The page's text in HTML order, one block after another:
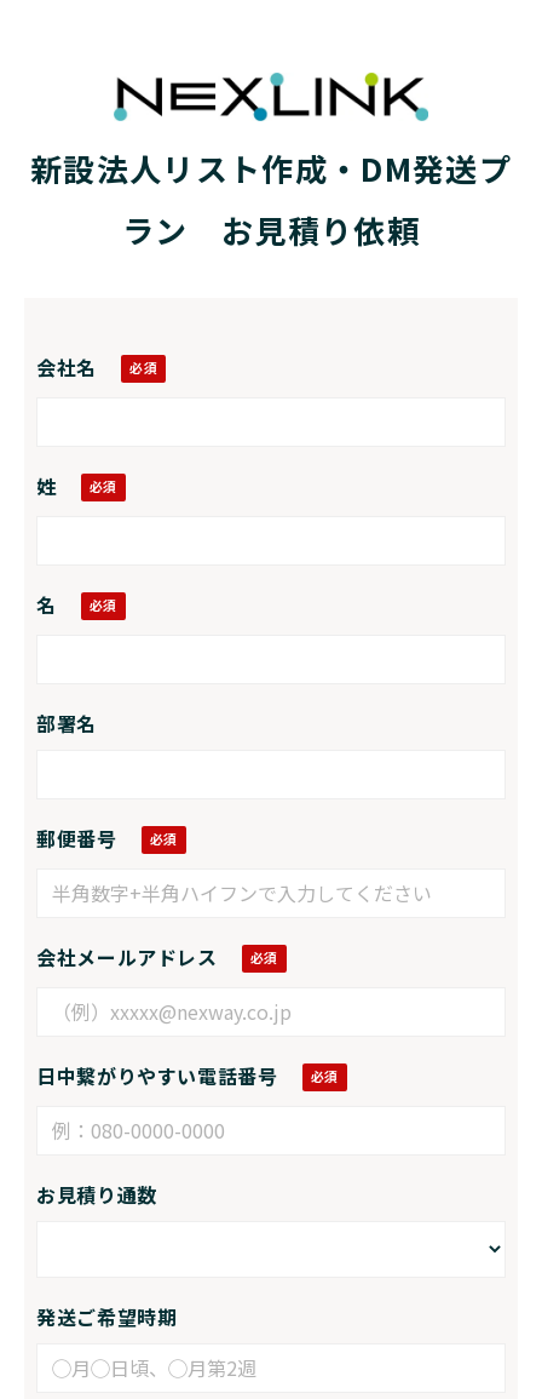
新設法人リスト作成・DM発送プ
ラン　お見積り依頼
会社名
姓
名
部署名
郵便番号
会社メールアドレス
日中繋がりやすい電話番号
お見積り通数
発送ご希望時期